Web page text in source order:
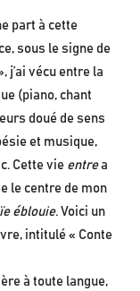
part à cette
sous le signe de
j’ai vécu entre la
(piano, chant
doué de sens
et musique,
Cette vie entrea
le centre de mon
éblouie.Voici un
intitulé « Conte
à toute langue,